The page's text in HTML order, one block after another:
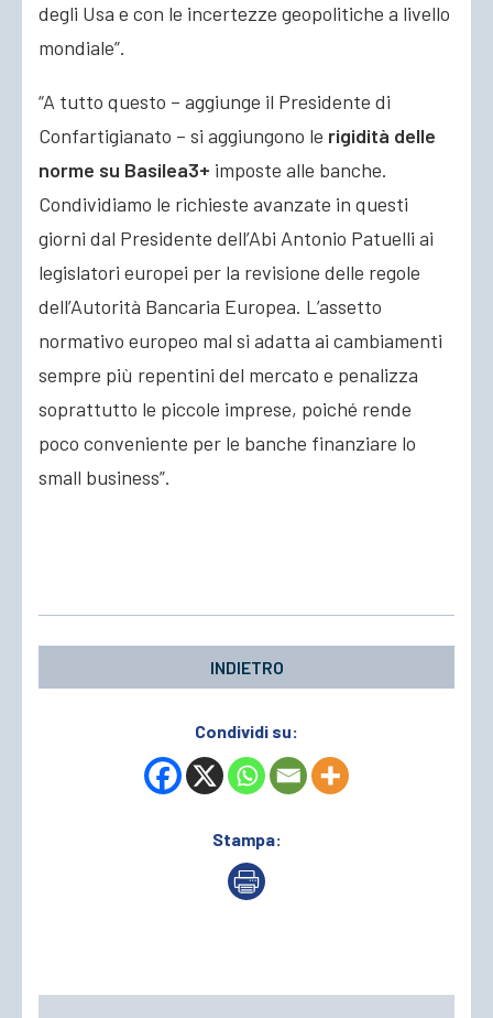
degli Usa e con le incertezze geopolitiche a livello
mondiale”.
“A tutto questo – aggiunge il Presidente di
Confartigianato – si aggiungono le rigidità delle
norme su Basilea3+ imposte alle banche.
Condividiamo le richieste avanzate in questi
giorni dal Presidente dell’Abi Antonio Patuelli ai
legislatori europei per la revisione delle regole
dell’Autorità Bancaria Europea. L’assetto
normativo europeo mal si adatta ai cambiamenti
sempre più repentini del mercato e penalizza
soprattutto le piccole imprese, poiché rende
poco conveniente per le banche finanziare lo
small business”.
INDIETRO
Condividi su:
Stampa: